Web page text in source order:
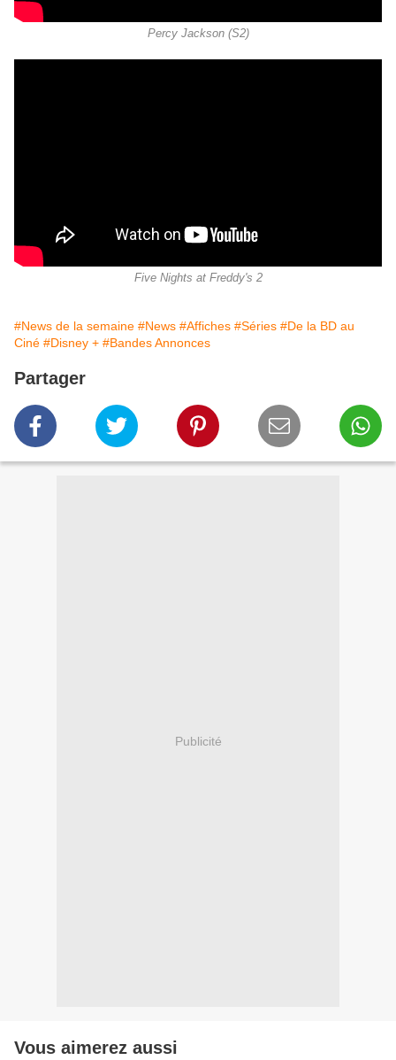
Percy Jackson (S2)
Five Nights at Freddy's 2
#News de la semaine #News #Affiches #Séries #De la BD au
Ciné #Disney + #Bandes Annonces
Partager
Publicité
Vous aimerez aussi